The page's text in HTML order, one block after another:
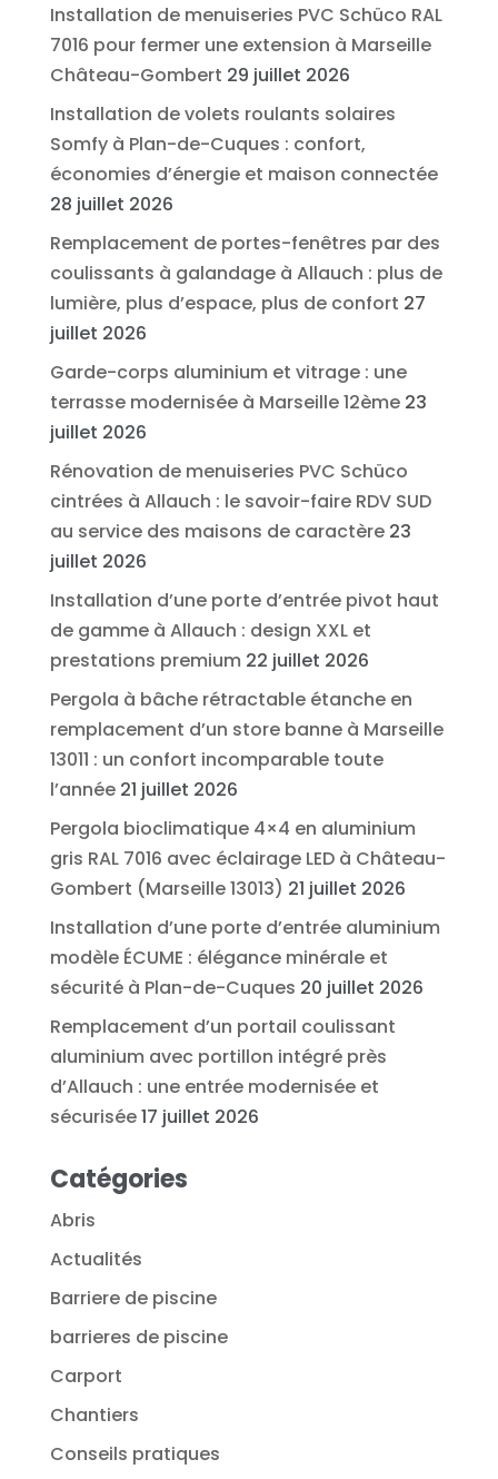
Installation de menuiseries PVC Schüco RAL
7016 pour fermer une extension à Marseille
Château-Gombert 29 juillet 2026
Installation de volets roulants solaires
Somfy à Plan-de-Cuques : confort,
économies d’énergie et maison connectée
28 juillet 2026
Remplacement de portes-fenêtres par des
coulissants à galandage à Allauch : plus de
lumière, plus d’espace, plus de confort 27
juillet 2026
Garde-corps aluminium et vitrage : une
terrasse modernisée à Marseille 12ème 23
juillet 2026
Rénovation de menuiseries PVC Schüco
cintrées à Allauch : le savoir-faire RDV SUD
au service des maisons de caractère 23
juillet 2026
Installation d’une porte d’entrée pivot haut
de gamme à Allauch : design XXL et
prestations premium 22 juillet 2026
Pergola à bâche rétractable étanche en
remplacement d’un store banne à Marseille
13011 : un confort incomparable toute
l’année 21 juillet 2026
Pergola bioclimatique 4×4 en aluminium
gris RAL 7016 avec éclairage LED à Château-
Gombert (Marseille 13013) 21 juillet 2026
Installation d’une porte d’entrée aluminium
modèle ÉCUME : élégance minérale et
sécurité à Plan-de-Cuques 20 juillet 2026
Remplacement d’un portail coulissant
aluminium avec portillon intégré près
d’Allauch : une entrée modernisée et
sécurisée17 juillet 2026
Catégories
Abris
Actualités
Barriere de piscine
barrieres de piscine
Carport
Chantiers
Conseils pratiques